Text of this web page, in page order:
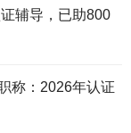
辅导，已助800
称：2026年认证